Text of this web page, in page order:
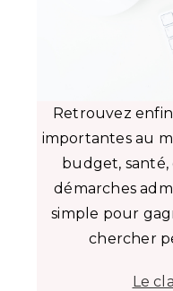
Retrouvez
importantes au
budget, santé,
démarches
simple pour
chercher
Le